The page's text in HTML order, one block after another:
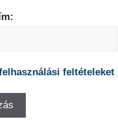
feltételeket